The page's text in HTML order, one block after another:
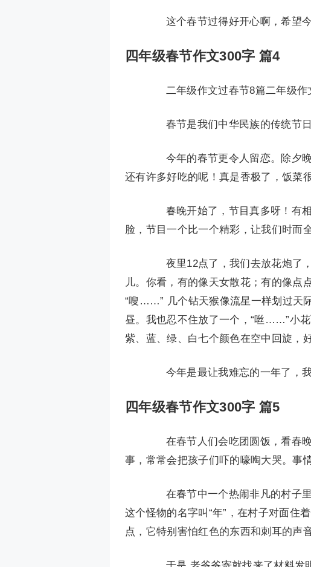
这个春节过得好开心啊，希望今
四年级春节作文300字 篇4
二年级作文过春节8篇二年级作
春节是我们中华民族的传统节日
今年的春节更令人留恋。除夕晚
还有许多好吃的呢！真是香极了，饭菜
春晚开始了，节目真多呀！有相
脸，节目一个比一个精彩，让我们时而
夜里12点了，我们去放花炮了，
儿。你看，有的像天女散花；有的像
“嗖……” 几个钻天猴像流星一样划过天
昼。我也忍不住放了一个，“咝……”小
紫、蓝、绿、白七个颜色在空中回旋，
今年是最让我难忘的一年了，我
四年级春节作文300字 篇5
在春节人们会吃团圆饭，看春晚
事，常常会把孩子们吓的嚎啕大哭。事
在春节中一个热闹非凡的村子里
这个怪物的名字叫“年”，在村子对面住
点，它特别害怕红色的东西和刺耳的声